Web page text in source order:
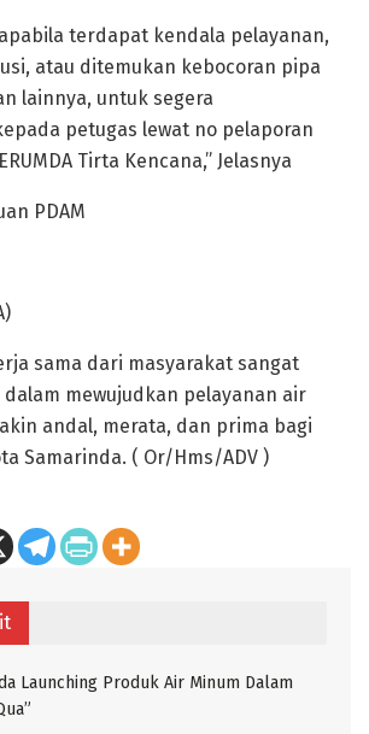
terdapat kendala pelayanan,
atau ditemukan kebocoran pipa
lainnya, untuk segera
petugas lewat no pelaporan
Tirta Kencana,” Jelasnya
PDAM
sama dari masyarakat sangat
mewujudkan pelayanan air
andal, merata, dan prima bagi
Samarinda. ( Or/Hms/ADV )
Launching Produk Air Minum Dalam